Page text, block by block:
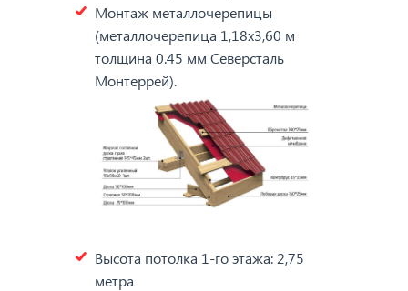
Монтаж металлочерепицы
(металлочерепица 1,18х3,60 м
толщина 0.45 мм Северсталь
Монтеррей).
Высота потолка 1-го этажа: 2,75
метра